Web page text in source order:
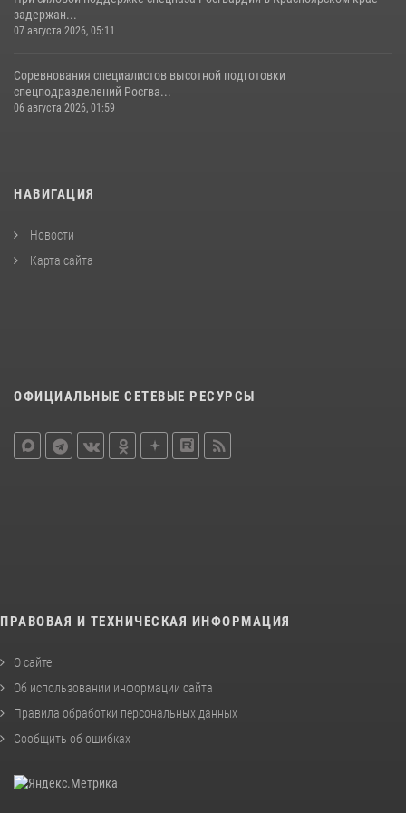
задержан...
07 августа 2026, 05:11
Соревнования специалистов высотной подготовки
спецподразделений Росгва...
06 августа 2026, 01:59
НАВИГАЦИЯ
Новости
Карта сайта
ОФИЦИАЛЬНЫЕ СЕТЕВЫЕ РЕСУРСЫ
ПРАВОВАЯ И ТЕХНИЧЕСКАЯ ИНФОРМАЦИЯ
О сайте
Об использовании информации сайта
Правила обработки персональных данных
Сообщить об ошибках